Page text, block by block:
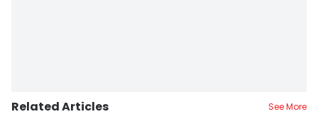
Related Articles See More